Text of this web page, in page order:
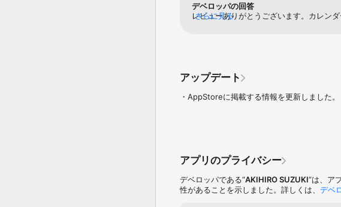
・キーワード検索で過去の日記を探すことが
拡張機能パック
アプリ内課金でご購入いただくことで、様々
・日記に録音を追加
Ver5.0から追加された拡張機能パックは、
た。
デベロッパの回答
レビューありがとうございます。カレン
さらに見る
アップデート
・AppStoreに掲載する情報を更新しました。
アプリのプライバシー
デベロッパである“AKIHIRO SUZUKI”は、ア
性があることを示しました。詳しくは、 デベ